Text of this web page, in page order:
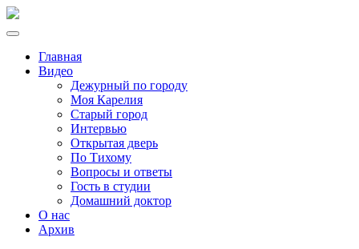
Главная
Видео
Дежурный по городу
Моя Карелия
Старый город
Интервью
Открытая дверь
По Тихому
Вопросы и ответы
Гость в студии
Домашний доктор
О нас
Архив